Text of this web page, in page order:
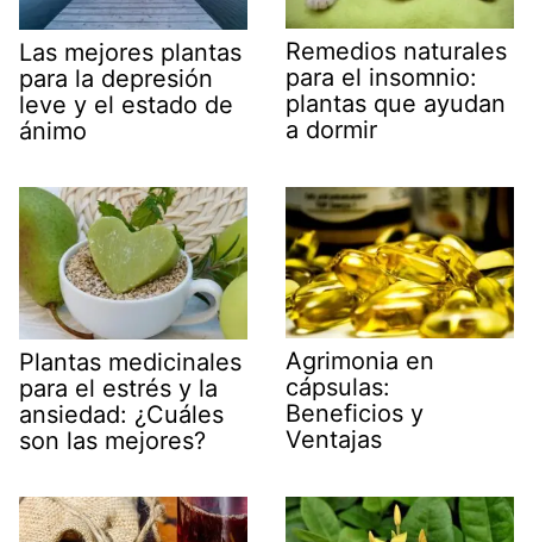
Las mejores plantas
para la depresión
leve y el estado de
ánimo
Remedios naturales
para el insomnio:
plantas que ayudan
a dormir
Plantas medicinales
para el estrés y la
ansiedad: ¿Cuáles
son las mejores?
Agrimonia en
cápsulas:
Beneficios y
Ventajas